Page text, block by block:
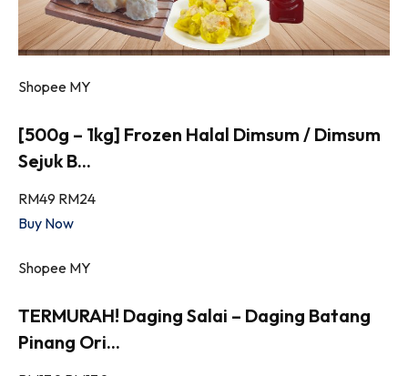
Shopee MY
[500g – 1kg] Frozen Halal Dimsum / Dimsum
Sejuk B...
RM49 RM24
Buy Now
Shopee MY
TERMURAH! Daging Salai – Daging Batang
Pinang Ori...